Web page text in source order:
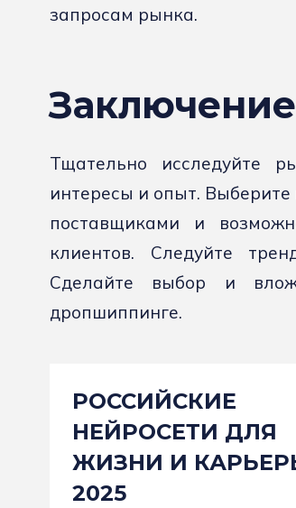
запросам рынка.
Заключение
Тщательно исследуйте
интересы и опыт.
поставщиками и
клиентов. Следуйте
Сделайте выбор и
дропшиппинге.
РОССИЙСКИЕ
НЕЙРОСЕТИ ДЛЯ
ЖИЗНИ И
2025